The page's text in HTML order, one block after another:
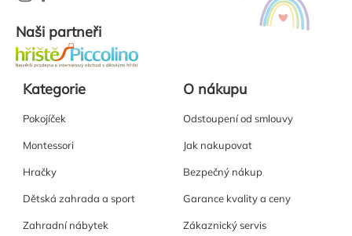
Naši partneři
Kategorie
Pokojíček
Montessori
Hračky
Dětská zahrada a sport
Zahradní nábytek
O nákupu
Odstoupení od smlouvy
Jak nakupovat
Bezpečný nákup
Garance kvality a ceny
Zákaznický servis